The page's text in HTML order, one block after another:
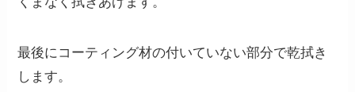
最後にコーティング材の付いていない部分で乾拭き
します。